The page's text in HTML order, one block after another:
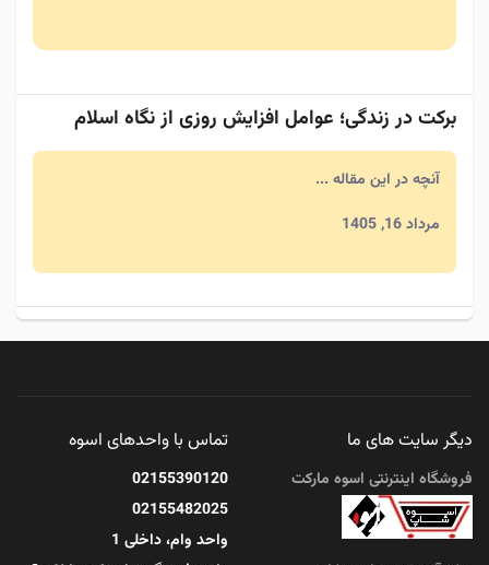
برکت در زندگی؛ عوامل افزایش روزی از نگاه اسلام
آنچه در این مقاله ...
مرداد 16, 1405
احکام خرید و فروش اینترنتی که هر مسلمانی باید
مرداد 16, 1405
دیگر سایت های ما
فروشگاه اینترنتی اسوه مارکت
تماس با واحدهای اسوه
02155390120
02155482025
واحد وام، داخلی 1